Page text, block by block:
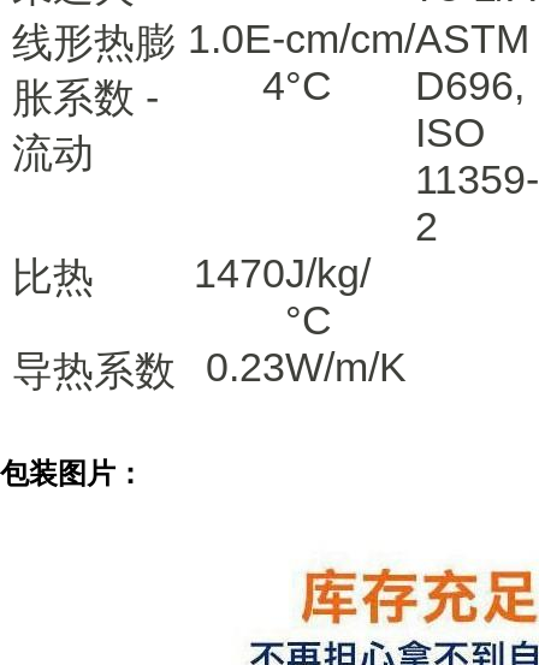
线形热膨
胀系数 -
流动
1.0E-
4
cm/cm/
°C
ASTM
D696,
ISO
11359-
2
比热
1470J/kg/
°C
导热系数
0.23W/m/K
包装图片：